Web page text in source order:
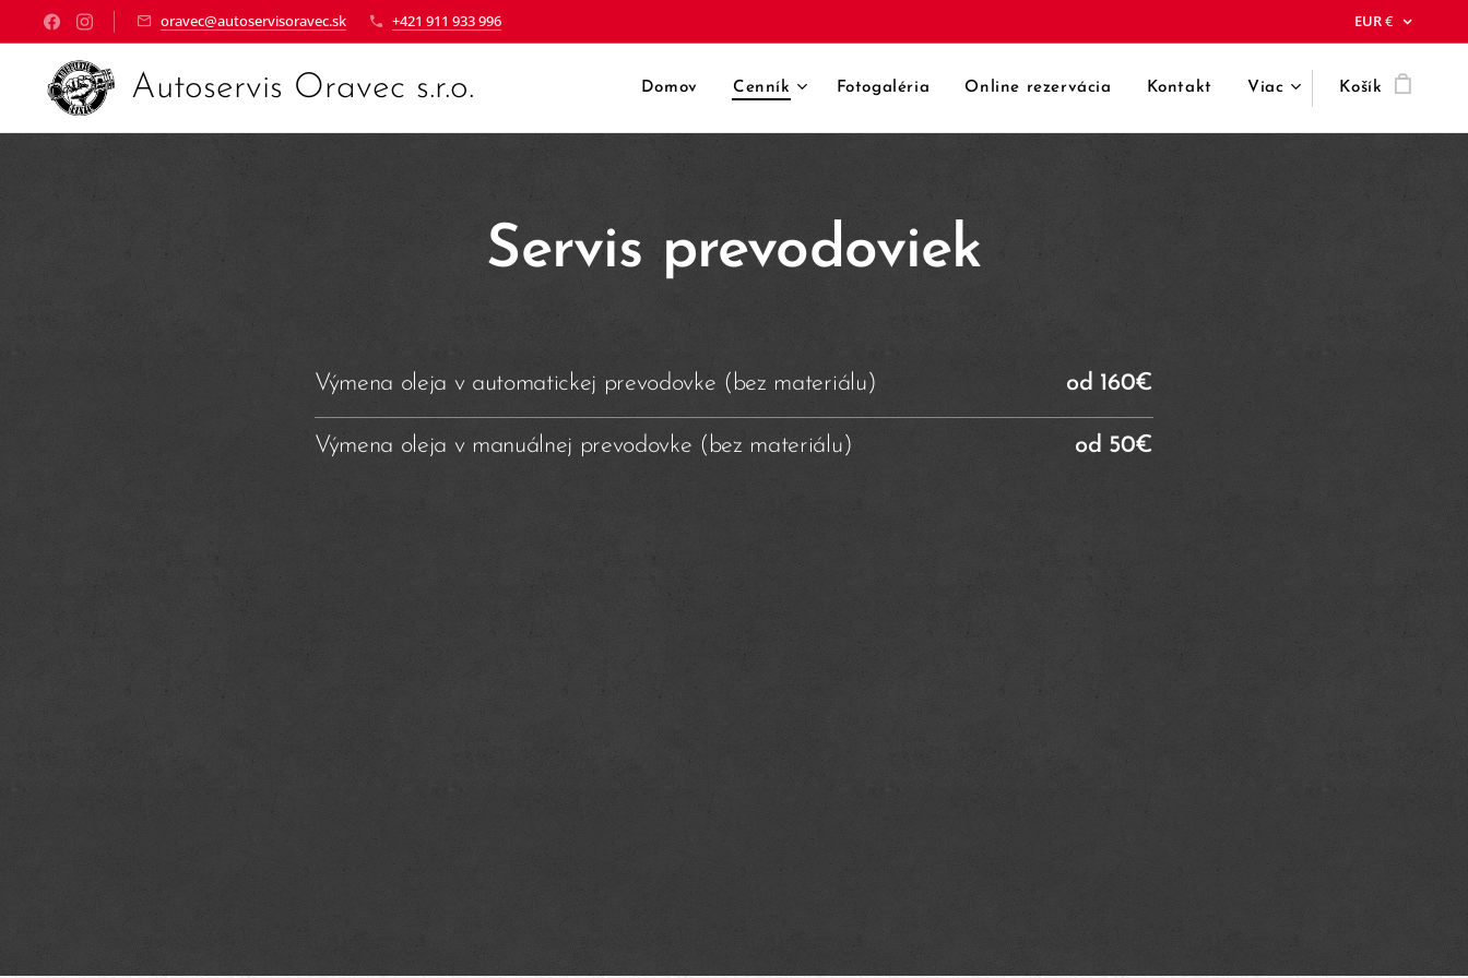
oravec@autoservisoravec.sk +421 911 933 996 EUR€
Autoservis Oravec s.r.o. Domov Cenník Fotogaléria Online rezervácia Kontakt Viac Košík
Servis prevodoviek
Výmena oleja v automatickej prevodovke (bez materiálu) od 160€
Výmena oleja v manuálnej prevodovke (bez materiálu) od 50€